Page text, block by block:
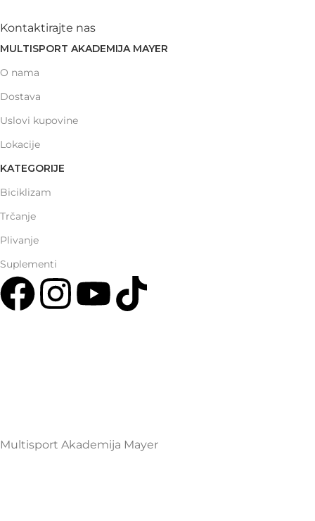
Kontaktirajte nas
MULTISPORT AKADEMIJA MAYER
O nama
Dostava
Uslovi kupovine
Lokacije
KATEGORIJE
Biciklizam
Trčanje
Plivanje
Suplementi
Multisport Akademija Mayer